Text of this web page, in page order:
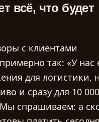
всё, что будет
с клиентами
так: «У нас
для логистики,
и сразу для 10 000
спрашиваем: а